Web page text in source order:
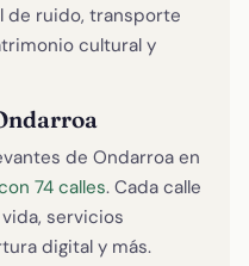
de ruido, transporte
cultural y
de Ondarroa en
74 calles. Cada calle
servicios
digital y más.